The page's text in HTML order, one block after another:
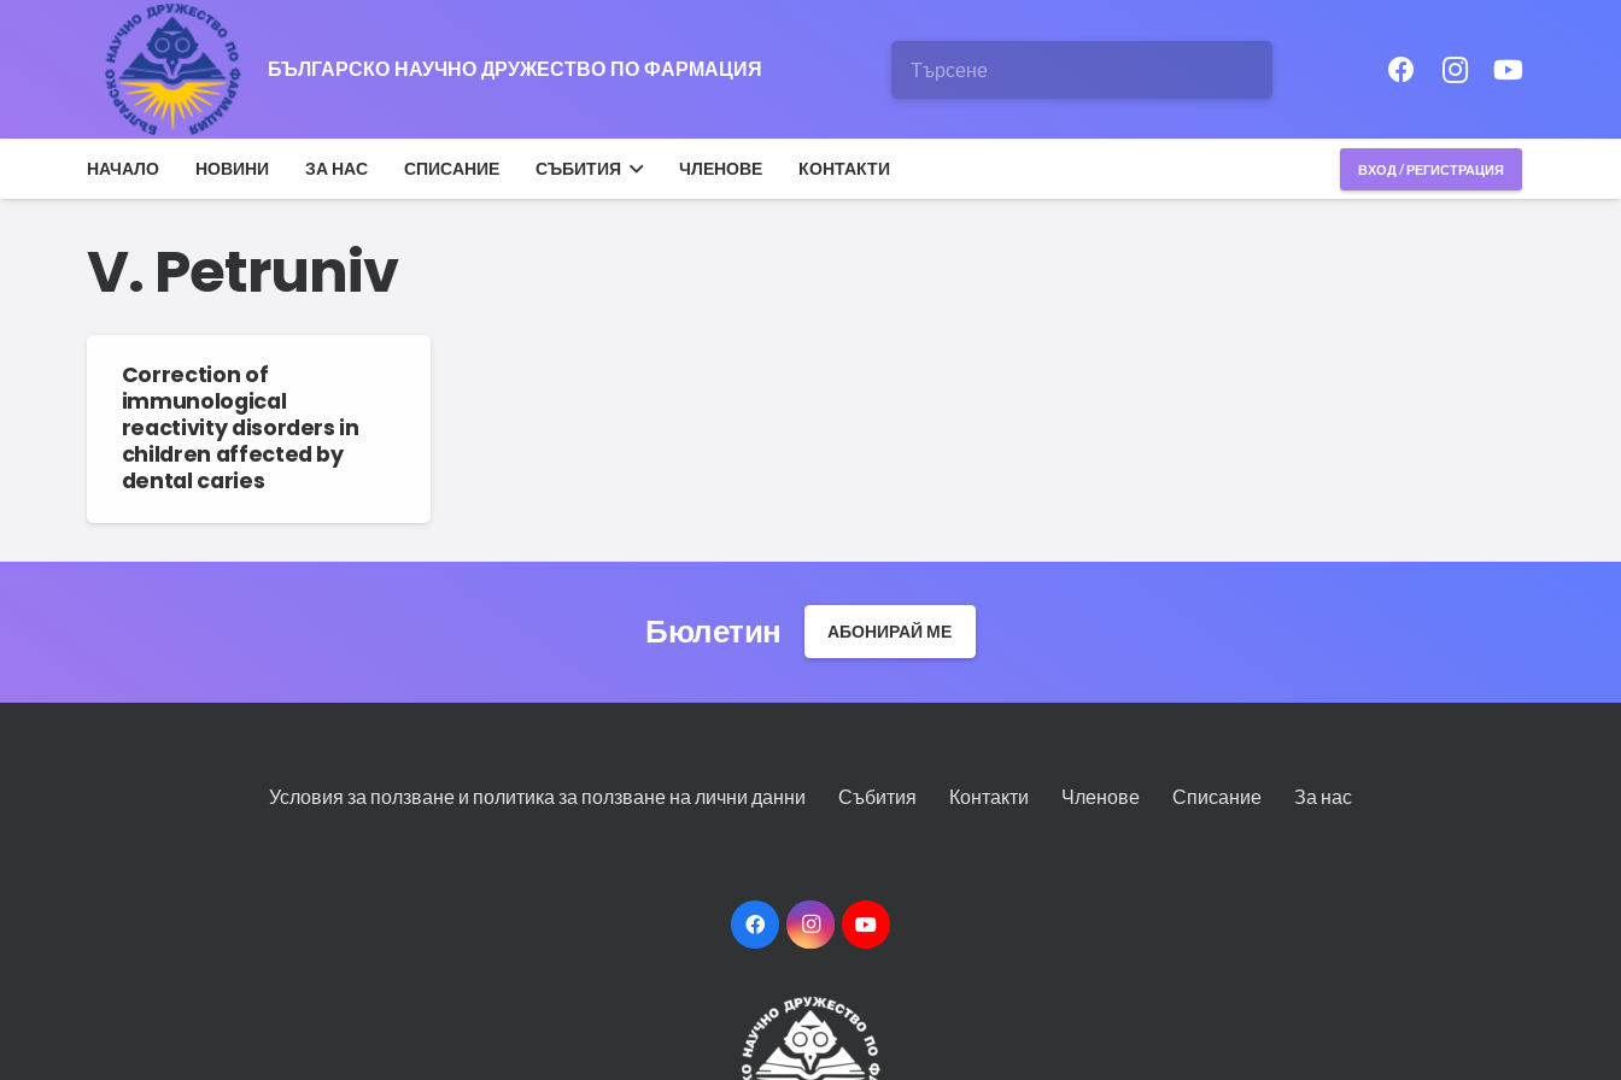
БЪЛГАРСКО НАУЧНО ДРУЖЕСТВО ПО ФАРМАЦИЯ
НАЧАЛО НОВИНИ ЗА НАС СПИСАНИЕ СЪБИТИЯ ЧЛЕНОВЕ КОНТАКТИ ВХОД / РЕГИСТРАЦИЯ
V. Petruniv
Correction of
immunological
reactivity disorders in
children affected by
dental caries
Бюлетин АБОНИРАЙ МЕ
Условия за ползване и политика за ползване на лични данни Събития Контакти Членове Списание За нас